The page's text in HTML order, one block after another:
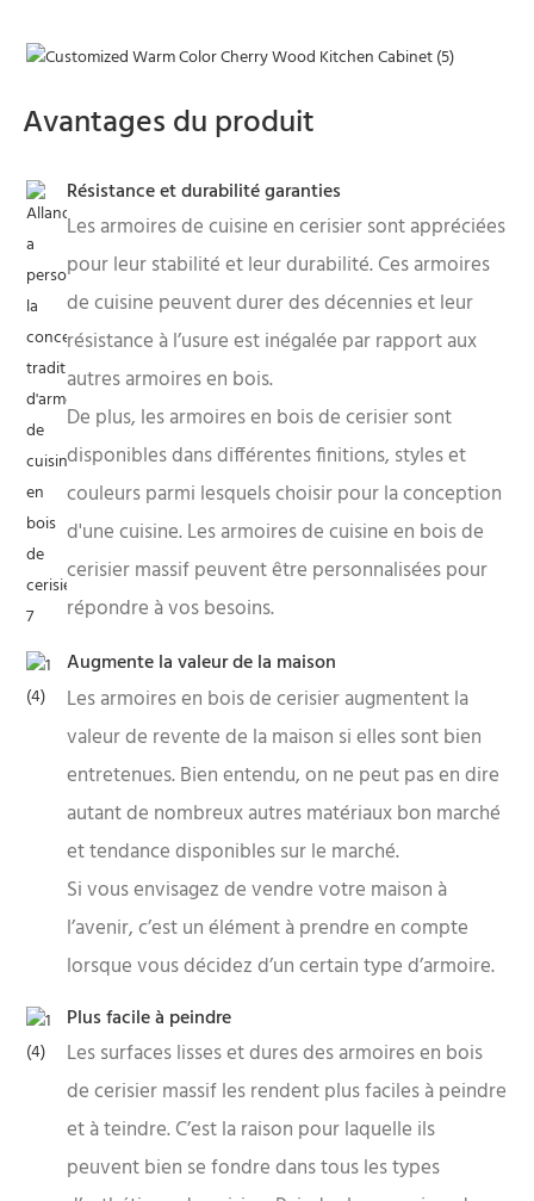
Avantages du produit
Résistance et durabilité garanties
Les armoires de cuisine en cerisier sont appréciées
pour leur stabilité et leur durabilité. Ces armoires
de cuisine peuvent durer des décennies et leur
résistance à l’usure est inégalée par rapport aux
autres armoires en bois.
De plus, les armoires en bois de cerisier sont
disponibles dans différentes finitions, styles et
couleurs parmi lesquels choisir pour la conception
d'une cuisine. Les armoires de cuisine en bois de
cerisier massif peuvent être personnalisées pour
répondre à vos besoins.
Augmente la valeur de la maison
Les armoires en bois de cerisier augmentent la
valeur de revente de la maison si elles sont bien
entretenues. Bien entendu, on ne peut pas en dire
autant de nombreux autres matériaux bon marché
et tendance disponibles sur le marché.
Si vous envisagez de vendre votre maison à
l’avenir, c’est un élément à prendre en compte
lorsque vous décidez d’un certain type d’armoire.
Plus facile à peindre
Les surfaces lisses et dures des armoires en bois
de cerisier massif les rendent plus faciles à peindre
et à teindre. C’est la raison pour laquelle ils
peuvent bien se fondre dans tous les types